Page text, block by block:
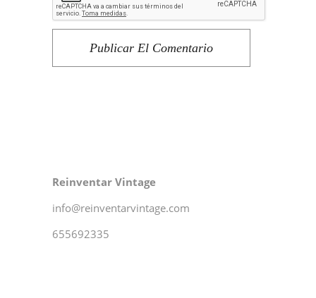
Publicar El Comentario
Reinventar Vintage
info@reinventarvintage.com
655692335